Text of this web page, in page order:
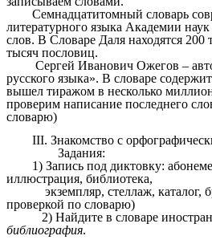
Семнадцатитомный словарь
литературного языка Академии
слов. В Словаре Даля находятся 200
тысяч пословиц.
Сергей Иванович Ожегов –
русского языка». В словаре
вышел тиражом в несколько
проверим написание последнего
словарю)
III. Знакомство с
Задания:
1) Запись под диктовку:
иллюстрация, библиотека,
экземпляр, стеллаж, каталог,
проверкой по словарю)
2) Найдите в словаре
библиография.